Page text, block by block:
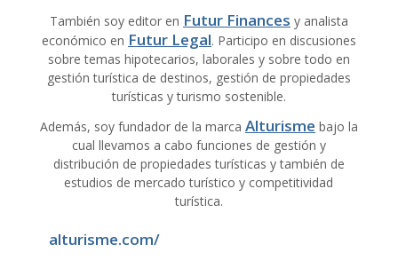
También soy editor en Futur Finances y analista
económico en Futur Legal. Participo en discusiones
sobre temas hipotecarios, laborales y sobre todo en
gestión turística de destinos, gestión de propiedades
turísticas y turismo sostenible.
Además, soy fundador de la marca Alturisme bajo la
cual llevamos a cabo funciones de gestión y
distribución de propiedades turísticas y también de
estudios de mercado turístico y competitividad
turística.
alturisme.com/